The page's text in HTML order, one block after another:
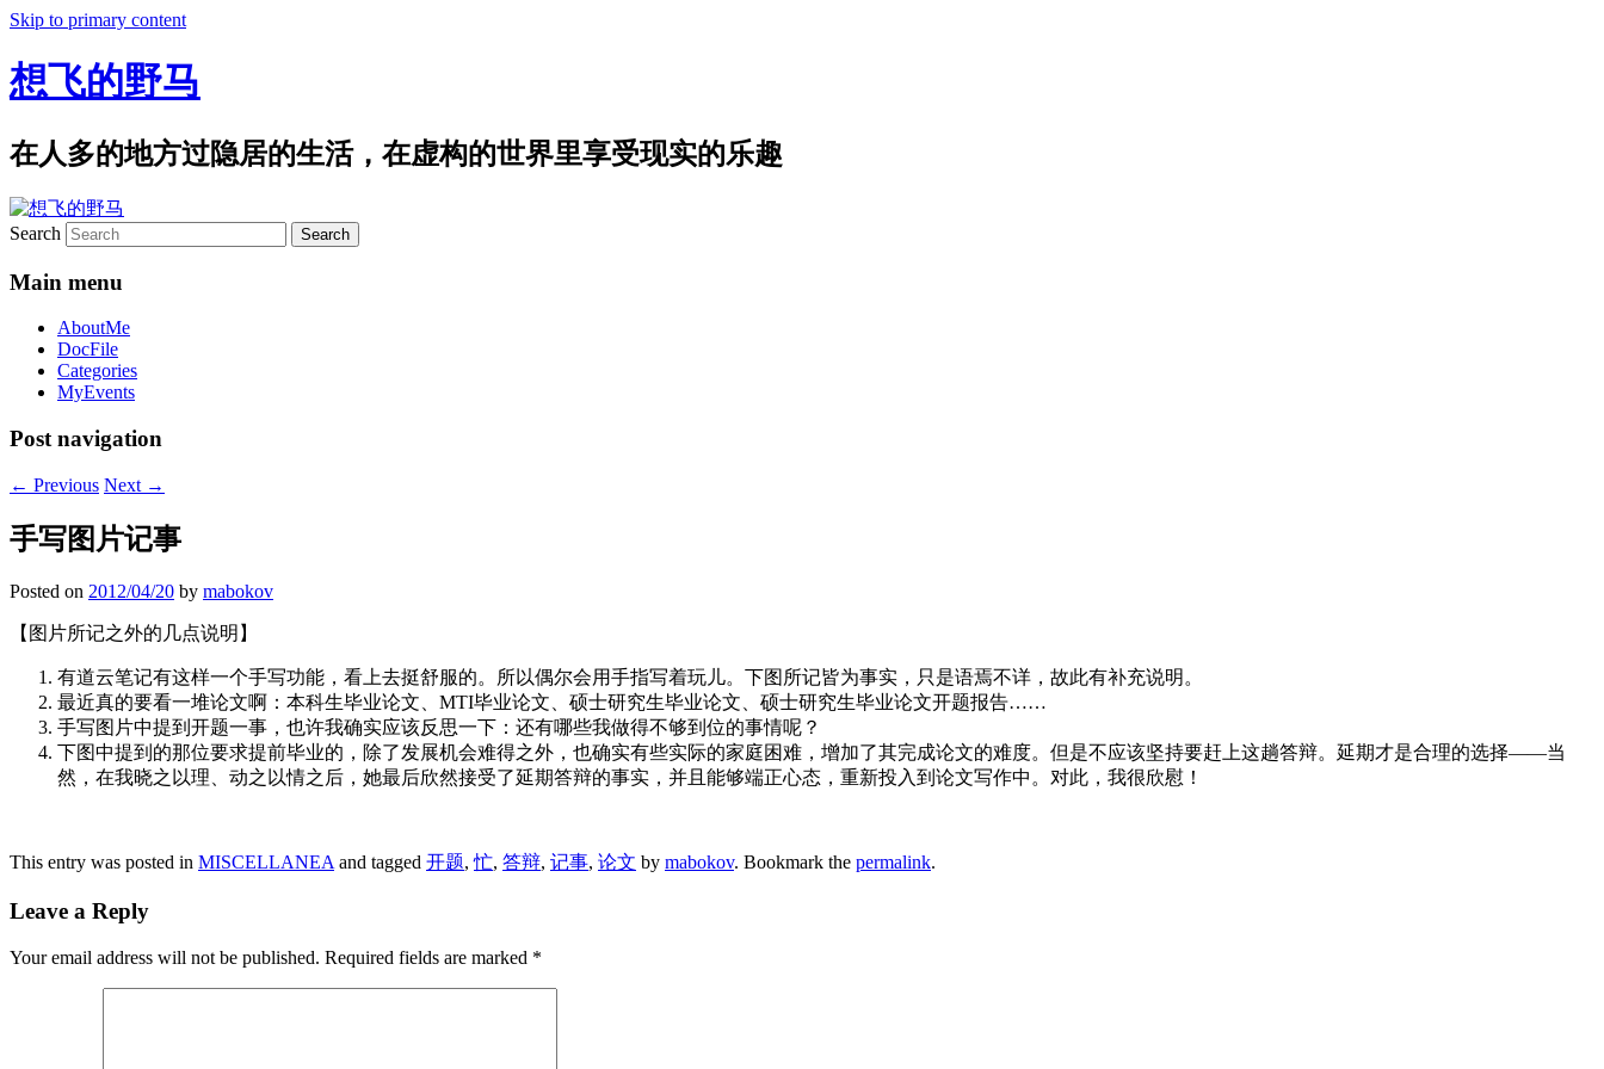
Skip to primary content
想飞的野马
在人多的地方过隐居的生活，在虚构的世界里享受现实的乐趣
Search
Main menu
AboutMe
DocFile
Categories
MyEvents
Post navigation
← Previous Next →
手写图片记事
Posted on 2012/04/20 by mabokov
【图片所记之外的几点说明】
有道云笔记有这样一个手写功能，看上去挺舒服的。所以偶尔会用手指写着玩儿。下图所记皆为事实，只是语焉不详，故此有补充说明。
最近真的要看一堆论文啊：本科生毕业论文、MTI毕业论文、硕士研究生毕业论文、硕士研究生毕业论文开题报告……
手写图片中提到开题一事，也许我确实应该反思一下：还有哪些我做得不够到位的事情呢？
下图中提到的那位要求提前毕业的，除了发展机会难得之外，也确实有些实际的家庭困难，增加了其完成论文的难度。但是不应该坚持要赶上这趟答辩。延期才是合理的选择——当
然，在我晓之以理、动之以情之后，她最后欣然接受了延期答辩的事实，并且能够端正心态，重新投入到论文写作中。对此，我很欣慰！
This entry was posted in MISCELLANEAand tagged 开题,忙, 答辩, 记事, 论文 by mabokov. Bookmark the permalink.
Leave a Reply
Your email address will not be published. Required fields are marked *